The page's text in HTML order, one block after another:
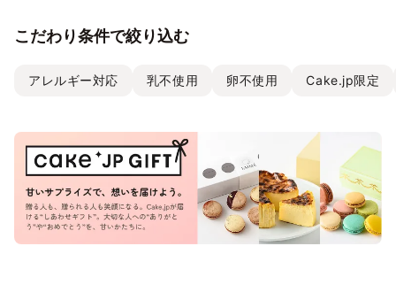
こだわり条件で絞り込む
アレルギー対応 乳不使用 卵不使用 Cake.jp限定